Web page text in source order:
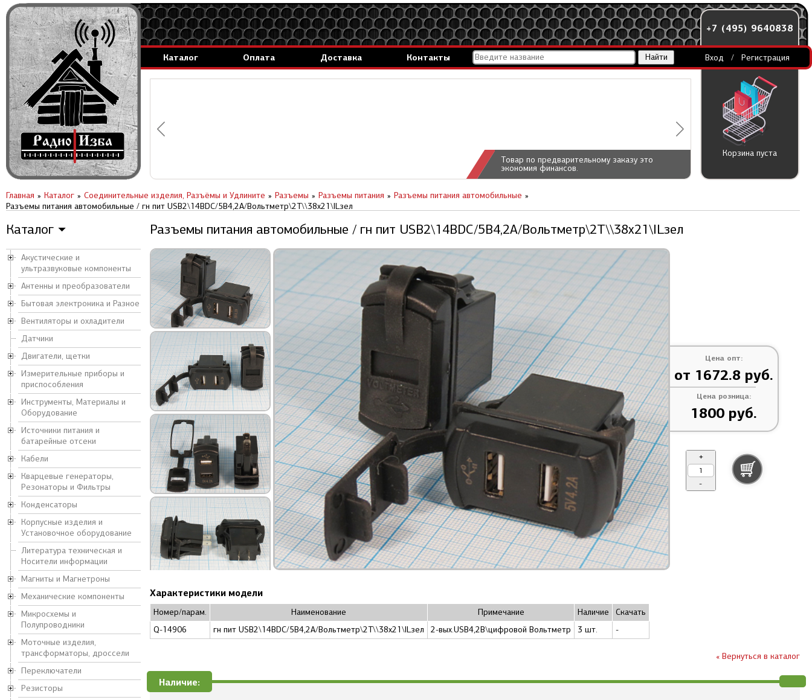
Каталог Оплата Доставка Контакты
генераторы.
за 1 день.
Товар по предварительному заказу это
экономия финансов.
+7 (495) 9640838
Вход / Регистрация
Корзина пуста
Каталог ▼
Акустические и
ультразвуковые компоненты
Антенны и преобразователи
Бытовая электроника и Разное
Вентиляторы и охладители
Датчики
Двигатели, щетки
Измерительные приборы и
приспособления
Инструменты, Материалы и
Оборудование
Источники питания и
батарейные отсеки
Кабели
Кварцевые генераторы,
Резонаторы и Фильтры
Конденсаторы
Корпусные изделия и
Установочное оборудование
Литература техническая и
Носители информации
Магниты и Магнетроны
Механические компоненты
Микросхемы и
Полупроводники
Моточные изделия,
трансформаторы, дроссели
Переключатели
Резисторы
Разъемы питания автомобильные / гн пит USB2\14ВDC/5В4,2А/Вольтметр\2T\\38x21\ILзел
Главная Каталог Соединительные изделия, Разъёмы и Удлините Разъемы Разъемы питания
Разъемы питания автомобильные
Разъемы питания автомобильные / гн пит USB2\14ВDC/5В4,2А/Вольтметр\2T\\38x21\ILзел
Цена опт:
от 1672.8 руб.
Цена розница:
1800 руб.
+
-
Характеристики модели
Номер/парам. Наименование Примечание Наличие
Скачать
Q-14906
гн пит USB2\14ВDC/5В4,2А/Вольтметр\2T\\38x21\ILзел 2-вых.USB4,2В\цифровой Вольтметр 3 шт. -
« Вернуться в каталог
Наличие: